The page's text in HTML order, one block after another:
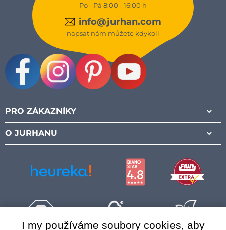
Po - Pá 8:00 - 16:00 h
info@jurhan.com
napsat nám můžete kdykoli
PRO ZÁKAZNÍKY
O JURHANU
I my používáme soubory cookies, aby